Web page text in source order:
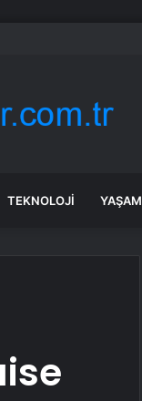
TEKNOLOJI YAŞAM